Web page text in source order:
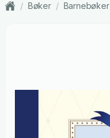
/ Bøker / Barnebøker